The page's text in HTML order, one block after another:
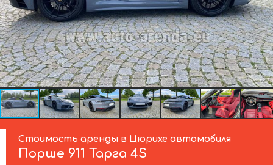
Стоимость аренды в Цюрихе автомобиля
Порше 911 Тарга 4S